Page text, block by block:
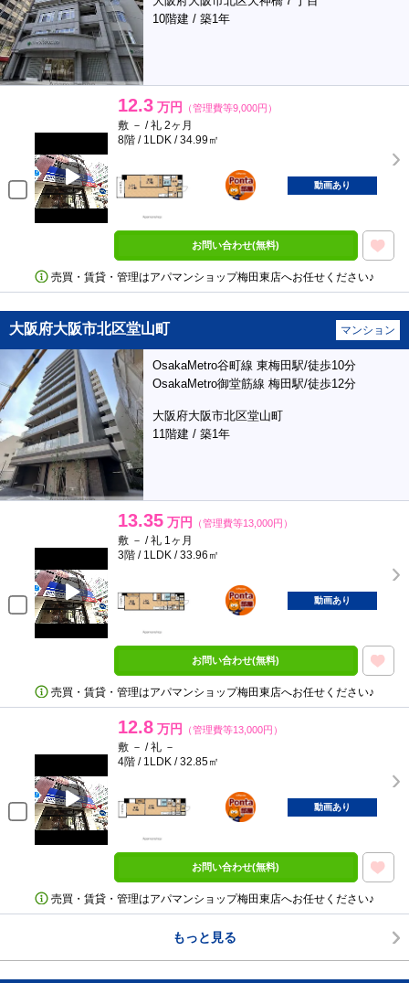
10階建 / 築1年
12.3 万円 （管理費等9,000円）
敷 － / 礼 2ヶ月
8階 / 1LDK / 34.99㎡
ポンタ
部屋
動画あり
お問い合わせ(無料)
売買・賃貸・管理はアパマンショップ梅田東店へお任せください♪
大阪府大阪市北区堂山町 マンション
OsakaMetro谷町線 東梅田駅/徒歩10分
OsakaMetro御堂筋線 梅田駅/徒歩12分
大阪府大阪市北区堂山町
11階建 / 築1年
13.35 万円 （管理費等13,000円）
敷 － / 礼 1ヶ月
3階 / 1LDK / 33.96㎡
ポンタ
部屋
動画あり
お問い合わせ(無料)
売買・賃貸・管理はアパマンショップ梅田東店へお任せください♪
12.8 万円 （管理費等13,000円）
敷 － / 礼 －
4階 / 1LDK / 32.85㎡
ポンタ
部屋
動画あり
お問い合わせ(無料)
売買・賃貸・管理はアパマンショップ梅田東店へお任せください♪
もっと見る